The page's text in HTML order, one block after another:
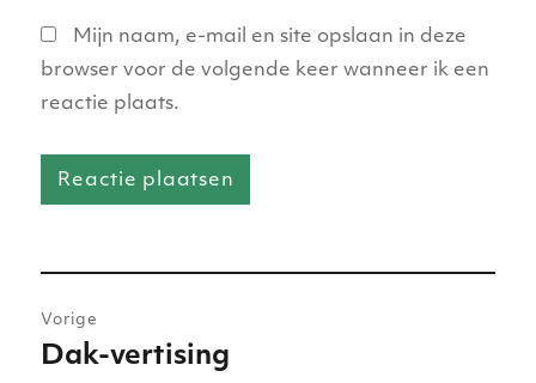
Mijn naam, e-mail en site opslaan in deze
browser voor de volgende keer wanneer ik een
reactie plaats.
navigatie
Vorige
Vorig
Dak-vertising